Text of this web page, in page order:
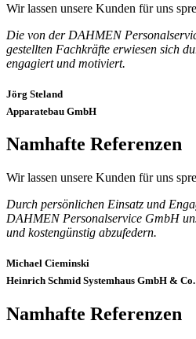
Wir lassen unsere Kunden für uns
Die von der DAHMEN
gestellten Fachkräfte erwiesen sich
engagiert und motiviert.
Jörg Steland
Apparatebau GmbH
Namhafte Referenzen
Wir lassen unsere Kunden für uns
Durch persönlichen Einsatz und
DAHMEN Personalservice GmbH
und kostengünstig abzufedern.
Michael Cieminski
Heinrich Schmid Systemhaus GmbH &
Namhafte Referenzen